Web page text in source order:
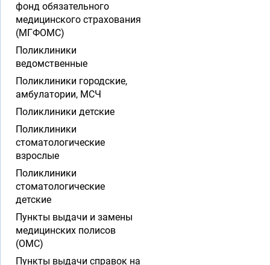
фонд обязательного
медицинского страхования
(МГФОМС)
Поликлиники
ведомственные
Поликлиники городские,
амбулатории, МСЧ
Поликлиники детские
Поликлиники
стоматологические
взрослые
Поликлиники
стоматологические
детские
Пункты выдачи и замены
медицинских полисов
(ОМС)
Пункты выдачи справок на